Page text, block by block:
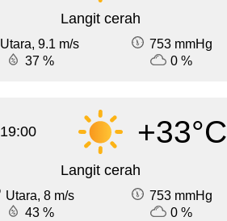
Langit cerah
Utara, 9.1 m/s
753 mmHg
37 %
0 %
19:00 +33°C
Langit cerah
Utara, 8 m/s
753 mmHg
43 %
0 %